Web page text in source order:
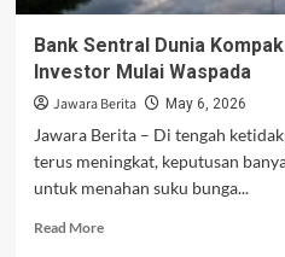
Bank Sentral Dunia
Investor Mulai Waspada
Jawara Berita May 6, 2026
Jawara Berita – Di tengah
terus meningkat, keputusan
untuk menahan suku bunga...
Read MoreRead